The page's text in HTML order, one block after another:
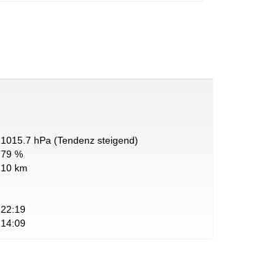
1015.7 hPa (Tendenz steigend)
79 %
10 km
22:19
14:09